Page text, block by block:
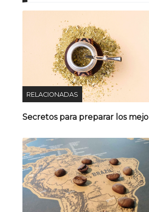
RELACIONADAS
Secretos para preparar los